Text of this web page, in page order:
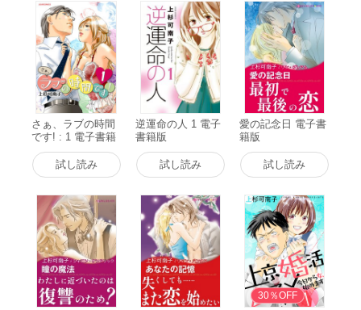
さぁ、ラブの時間
です! : 1 電子書籍
試し読み
逆運命の人 1 電子
書籍版
試し読み
愛の記念日 電子書
籍版
試し読み
無料
30％OFF